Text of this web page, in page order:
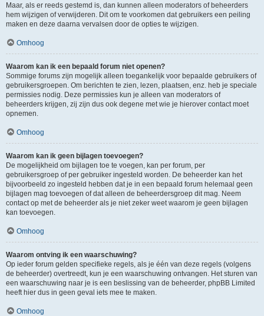
Maar, als er reeds gestemd is, dan kunnen alleen moderators of beheerders
hem wijzigen of verwijderen. Dit om te voorkomen dat gebruikers een peiling
maken en deze daarna vervalsen door de opties te wijzigen.
Omhoog
Waarom kan ik een bepaald forum niet openen?
Sommige forums zijn mogelijk alleen toegankelijk voor bepaalde gebruikers of
gebruikersgroepen. Om berichten te zien, lezen, plaatsen, enz. heb je speciale
permissies nodig. Deze permissies kun je alleen van moderators of
beheerders krijgen, zij zijn dus ook degene met wie je hierover contact moet
opnemen.
Omhoog
Waarom kan ik geen bijlagen toevoegen?
De mogelijkheid om bijlagen toe te voegen, kan per forum, per
gebruikersgroep of per gebruiker ingesteld worden. De beheerder kan het
bijvoorbeeld zo ingesteld hebben dat je in een bepaald forum helemaal geen
bijlagen mag toevoegen of dat alleen de beheerdersgroep dit mag. Neem
contact op met de beheerder als je niet zeker weet waarom je geen bijlagen
kan toevoegen.
Omhoog
Waarom ontving ik een waarschuwing?
Op ieder forum gelden specifieke regels, als je één van deze regels (volgens
de beheerder) overtreedt, kun je een waarschuwing ontvangen. Het sturen van
een waarschuwing naar je is een beslissing van de beheerder, phpBB Limited
heeft hier dus in geen geval iets mee te maken.
Omhoog